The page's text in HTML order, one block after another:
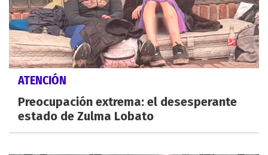
ATENCIÓN
Preocupación extrema: el desesperante
estado de Zulma Lobato